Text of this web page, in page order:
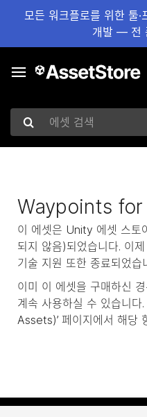
모든 워크플로를 위한 툴·
개발 — 전
에셋 검색
Waypoints
이 에셋은 Unity 에셋 스토
되지 않음)되었습니다. 이
기술 지원 또한 종료되었습
이미 이 에셋을 구매하신
계속 사용하실 수 있습니다.
Assets)’ 페이지에서 해당